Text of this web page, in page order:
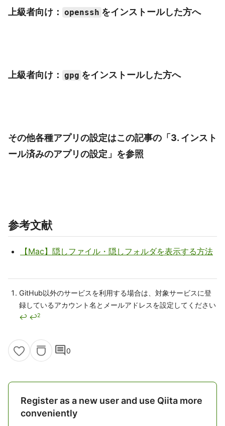
上級者向け： openssh をインストールした方へ
上級者向け： gpg をインストールした方へ
その他各種アプリの設定はこの記事の「3. インスト
ール済みのアプリの設定」を参照
参考文献
【Mac】隠しファイル・隠しフォルダを表示する方法
GitHub以外のサービスを利用する場合は、対象サービスに登
録しているアカウント名とメールアドレスを設定してください
↩ ↩2
comment0
Register as a new user and use Qiita more
conveniently